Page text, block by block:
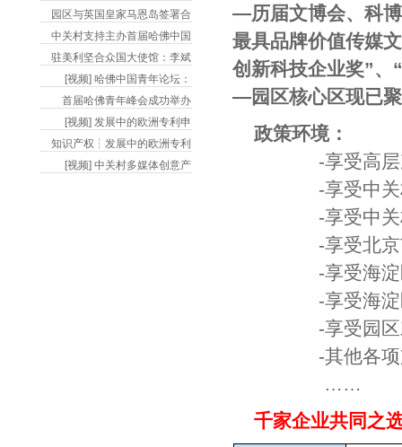
园区与英国皇家马恩岛签署合
中关村支持主办首届哈佛中国
驻美利坚合众国大使馆：李斌
[视频] 哈佛中国青年论坛：
首届哈佛青年峰会成功举办
[视频] 发展中的欧洲专利申
知识产权┆发展中的欧洲专利
[视频] 中关村多媒体创意产
―历届文博会、科
最具品牌价值传媒
创新科技企业奖”、
―园区核心区现已
政策环境：
-享受高层次人
-享受中关村国
-享受中关村国
-享受北京市
-享受海淀区鼓
-享受海淀区文
-享受园区对于
-其他各项支
……
千家企业共同之